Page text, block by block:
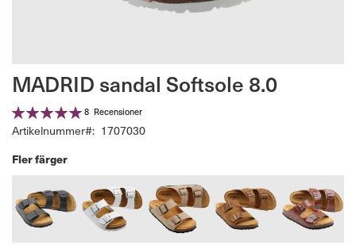
MADRID sandal Softsole 8.0
Betyg:
100%
8 Recensioner
Artikelnummer 1707030
Fler färger
till
början
av
bildgalleriet